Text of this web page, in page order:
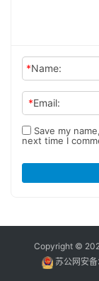
*Name:
*Email:
Save my
next time I
Copyright ©
苏公网安